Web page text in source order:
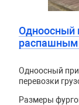
Одноосный
Одноосный
перевозки
Размеры